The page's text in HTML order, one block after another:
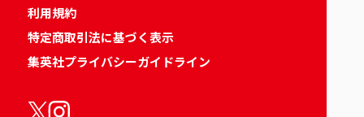
利用規約
特定商取引法に基づく表示
集英社プライバシーガイドライン